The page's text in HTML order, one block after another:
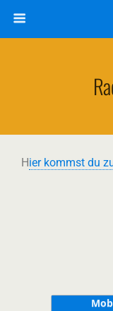
Hier kommst du